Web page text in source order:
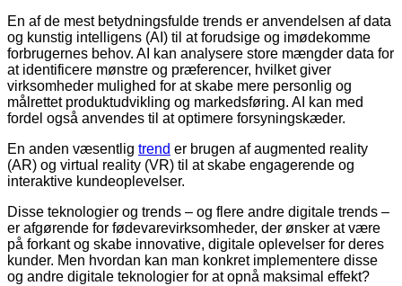
En af de mest betydningsfulde trends er anvendelsen af data
og kunstig intelligens (AI) til at forudsige og imødekomme
forbrugernes behov. AI kan analysere store mængder data for
at identificere mønstre og præferencer, hvilket giver
virksomheder mulighed for at skabe mere personlig og
målrettet produktudvikling og markedsføring. AI kan med
fordel også anvendes til at optimere forsyningskæder.
En anden væsentlig trend er brugen af augmented reality
(AR) og virtual reality (VR) til at skabe engagerende og
interaktive kundeoplevelser.
Disse teknologier og trends – og flere andre digitale trends –
er afgørende for fødevarevirksomheder, der ønsker at være
på forkant og skabe innovative, digitale oplevelser for deres
kunder. Men hvordan kan man konkret implementere disse
og andre digitale teknologier for at opnå maksimal effekt?